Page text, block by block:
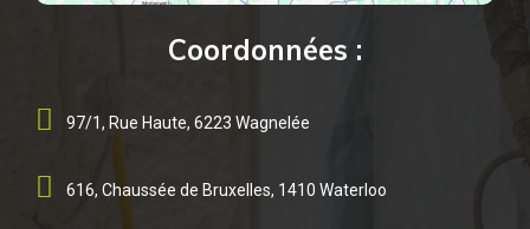
Coordonnées :
97/1, Rue Haute, 6223 Wagnelée
616, Chaussée de Bruxelles, 1410 Waterloo